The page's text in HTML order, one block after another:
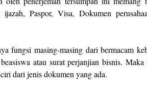
Paspor, Visa, Dokumen
fungsi masing-masing dari bermacam
atau surat perjanjian bisnis.
dari jenis dokumen yang ada.